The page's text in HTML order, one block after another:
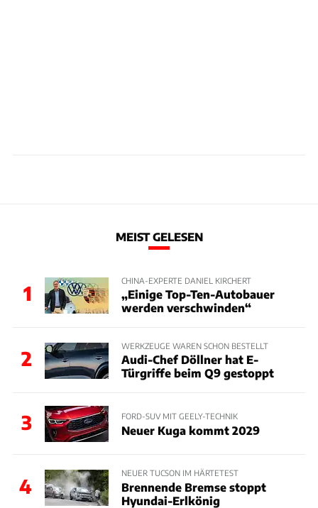
MEIST GELESEN
1
CHINA-EXPERTE DANIEL KIRCHERT
„Einige Top-Ten-Autobauer
werden verschwinden“
2
WERKZEUGE WAREN SCHON BESTELLT
Audi-Chef Döllner hat E-
Türgriffe beim Q9 gestoppt
3 FORD-SUV MIT GEELY-TECHNIK
Neuer Kuga kommt 2029
4
NEUER TUCSON IM HÄRTETEST
Brennende Bremse stoppt
Hyundai-Erlkönig